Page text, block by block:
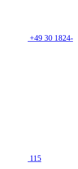
+49 30 1824-
115